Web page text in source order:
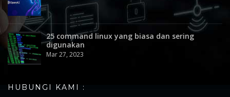
25 command linux yang biasa dan sering
digunakan
Mar 27, 2023
HUBUNGI KAMI :